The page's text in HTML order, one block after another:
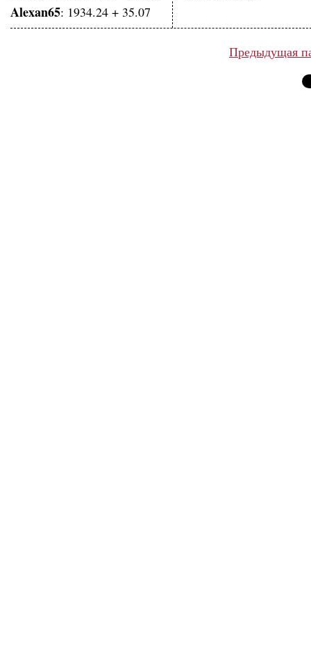
Alexan65: 1934.24 + 35.07
Предыдущая